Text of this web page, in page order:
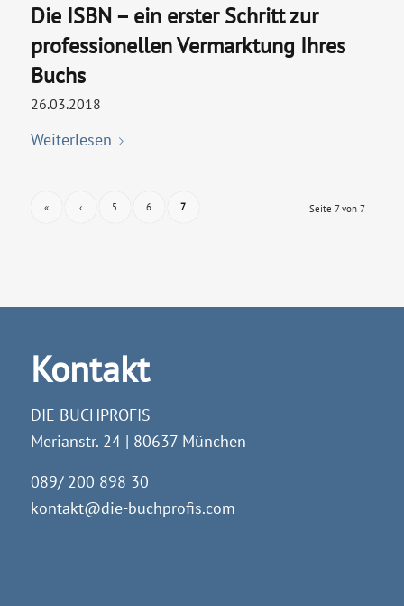
Die ISBN – ein erster Schritt zur
professionellen Vermarktung Ihres
Buchs
26.03.2018
Weiterlesen
Seite 7 von 7
« ‹ 5 6 7
Kontakt
DIE BUCHPROFIS
Merianstr. 24 | 80637 München
089/ 200 898 30
kontakt@die-buchprofis.com